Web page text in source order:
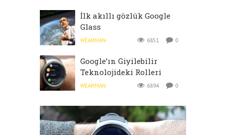
İlk akıllı gözlük Google
Glass
WEARMAN 6851 0
Google’ın Giyilebilir
Teknolojideki Rolleri
WEARMAN 6894 0